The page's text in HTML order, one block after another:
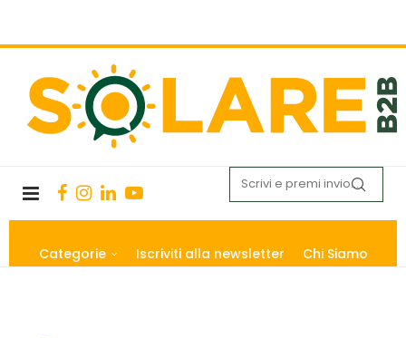
Categorie Iscriviti alla newsletter Chi Siamo